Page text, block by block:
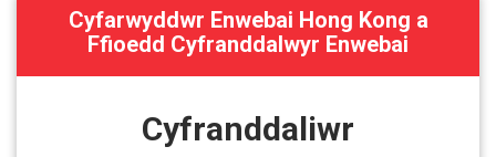
Cyfarwyddwr Enwebai Hong Kong a
Ffioedd Cyfranddalwyr Enwebai
Cyfranddaliwr